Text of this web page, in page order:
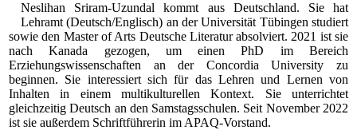
Neslihan Sriram-Uzundal kommt aus Deutschland. Sie hat
Lehramt (Deutsch/Englisch) an der Universität Tübingen studiert
sowie den Master of Arts Deutsche Literatur absolviert. 2021 ist sie
nach Kanada gezogen, um einen PhD im Bereich
Erziehungswissenschaften an der Concordia University zu
beginnen. Sie interessiert sich für das Lehren und Lernen von
Inhalten in einem multikulturellen Kontext. Sie unterrichtet
gleichzeitig Deutsch an den Samstagsschulen. Seit November 2022
ist sie außerdem Schriftführerin im APAQ-Vorstand.